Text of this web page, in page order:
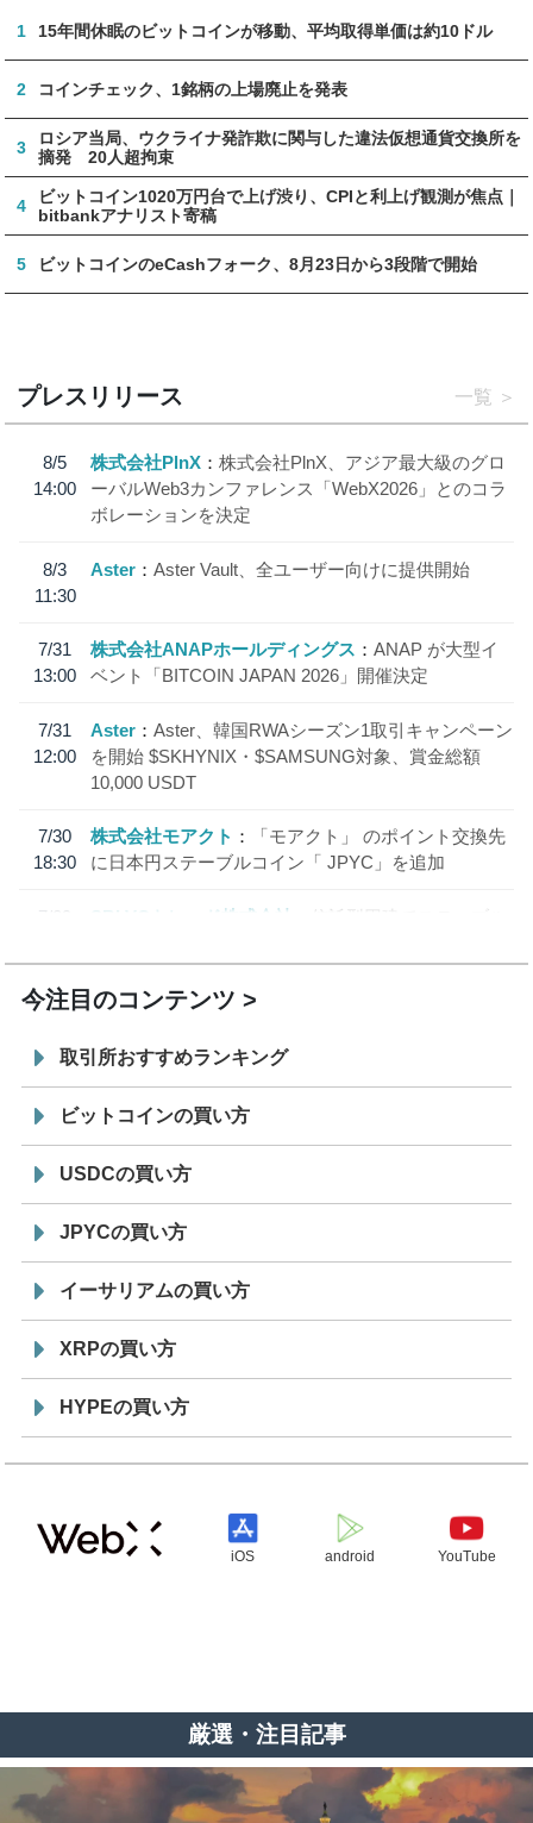
1 15年間休眠のビットコインが移動、平均取得単価は約10ドル
2 コインチェック、1銘柄の上場廃止を発表
3
ロシア当局、ウクライナ発詐欺に関与した違法仮想通貨交換所を
摘発 20人超拘束
4
ビットコイン1020万円台で上げ渋り、CPIと利上げ観測が焦点｜
bitbankアナリスト寄稿
5 ビットコインのeCashフォーク、8月23日から3段階で開始
プレスリリース 一覧
8/5
14:00
株式会社PlnX
株式会社PlnX、アジア最大級のグロ
ーバルWeb3カンファレンス「WebX2026」とのコラ
ボレーションを決定
8/3
11:30
Aster Aster Vault、全ユーザー向けに提供開始
7/31
13:00
株式会社ANAPホールディングス
ANAP が大型イ
ベント「BITCOIN JAPAN 2026」開催決定
7/31
12:00
Aster
Aster、韓国RWAシーズン1取引キャンペーン
を開始 $SKHYNIX・$SAMSUNG対象、賞金総額
10,000 USDT
7/30
18:30
株式会社モアクト
「モアクト」 のポイント交換先
に日本円ステーブルコイン「 JPYC」を追加
7/29
SBI VCトレード株式会社
信託型円建てステーブル
今注目のコンテンツ
取引所おすすめランキング
ビットコインの買い方
USDCの買い方
JPYCの買い方
イーサリアムの買い方
XRPの買い方
HYPEの買い方
iOS android YouTube
厳選・注目記事